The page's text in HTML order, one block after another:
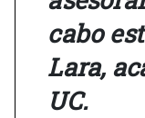
cabo
Lara,
UC.